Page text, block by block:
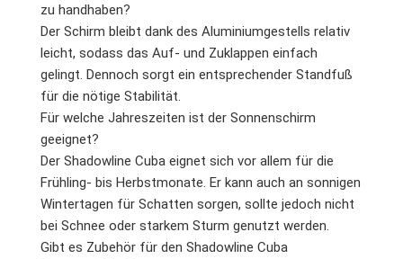
zu handhaben?
Der Schirm bleibt dank des Aluminiumgestells relativ
leicht, sodass das Auf- und Zuklappen einfach
gelingt. Dennoch sorgt ein entsprechender Standfuß
für die nötige Stabilität.
Für welche Jahreszeiten ist der Sonnenschirm
geeignet?
Der Shadowline Cuba eignet sich vor allem für die
Frühling- bis Herbstmonate. Er kann auch an sonnigen
Wintertagen für Schatten sorgen, sollte jedoch nicht
bei Schnee oder starkem Sturm genutzt werden.
Gibt es Zubehör für den Shadowline Cuba